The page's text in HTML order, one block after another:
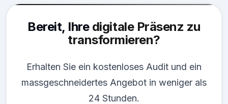
Bereit, Ihre digitale Präsenz zu
transformieren?
Erhalten Sie ein kostenloses Audit und ein
massgeschneidertes Angebot in weniger als
24 Stunden.